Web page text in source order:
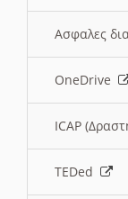
Ασφαλες
OneDrive
ICAP
TEDed